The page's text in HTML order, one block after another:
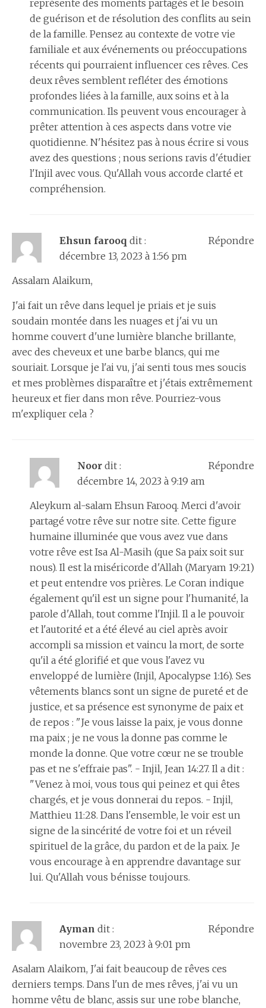
représente des moments partagés et le besoin
de guérison et de résolution des conflits au sein
de la famille. Pensez au contexte de votre vie
familiale et aux événements ou préoccupations
récents qui pourraient influencer ces rêves. Ces
deux rêves semblent refléter des émotions
profondes liées à la famille, aux soins et à la
communication. Ils peuvent vous encourager à
prêter attention à ces aspects dans votre vie
quotidienne. N'hésitez pas à nous écrire si vous
avez des questions ; nous serions ravis d'étudier
l'Injil avec vous. Qu'Allah vous accorde clarté et
compréhension.
Ehsun farooq dit :
décembre 13, 2023 à 1:56 pm
Assalam Alaikum,
J'ai fait un rêve dans lequel je priais et je suis
soudain montée dans les nuages et j'ai vu un
homme couvert d'une lumière blanche brillante,
avec des cheveux et une barbe blancs, qui me
souriait. Lorsque je l'ai vu, j'ai senti tous mes soucis
et mes problèmes disparaître et j'étais extrêmement
heureux et fier dans mon rêve. Pourriez-vous
m'expliquer cela ?
Répondre
Noor dit :
décembre 14, 2023 à 9:19 am
Aleykum al-salam Ehsun Farooq. Merci d'avoir
partagé votre rêve sur notre site. Cette figure
humaine illuminée que vous avez vue dans
votre rêve est Isa Al-Masih (que Sa paix soit sur
nous). Il est la miséricorde d'Allah (Maryam 19:21)
et peut entendre vos prières. Le Coran indique
également qu'il est un signe pour l'humanité, la
parole d'Allah, tout comme l'Injil. Il a le pouvoir
et l'autorité et a été élevé au ciel après avoir
accompli sa mission et vaincu la mort, de sorte
qu'il a été glorifié et que vous l'avez vu
enveloppé de lumière (Injil, Apocalypse 1:16). Ses
vêtements blancs sont un signe de pureté et de
justice, et sa présence est synonyme de paix et
de repos : "Je vous laisse la paix, je vous donne
ma paix ; je ne vous la donne pas comme le
monde la donne. Que votre cœur ne se trouble
pas et ne s'effraie pas". - Injil, Jean 14:27. Il a dit :
"Venez à moi, vous tous qui peinez et qui êtes
chargés, et je vous donnerai du repos. - Injil,
Matthieu 11:28. Dans l'ensemble, le voir est un
signe de la sincérité de votre foi et un réveil
spirituel de la grâce, du pardon et de la paix. Je
vous encourage à en apprendre davantage sur
lui. Qu'Allah vous bénisse toujours.
Répondre
Ayman dit :
novembre 23, 2023 à 9:01 pm
Asalam Alaikom, J'ai fait beaucoup de rêves ces
derniers temps. Dans l'un de mes rêves, j'ai vu un
homme vêtu de blanc, assis sur une robe blanche,
Répondre